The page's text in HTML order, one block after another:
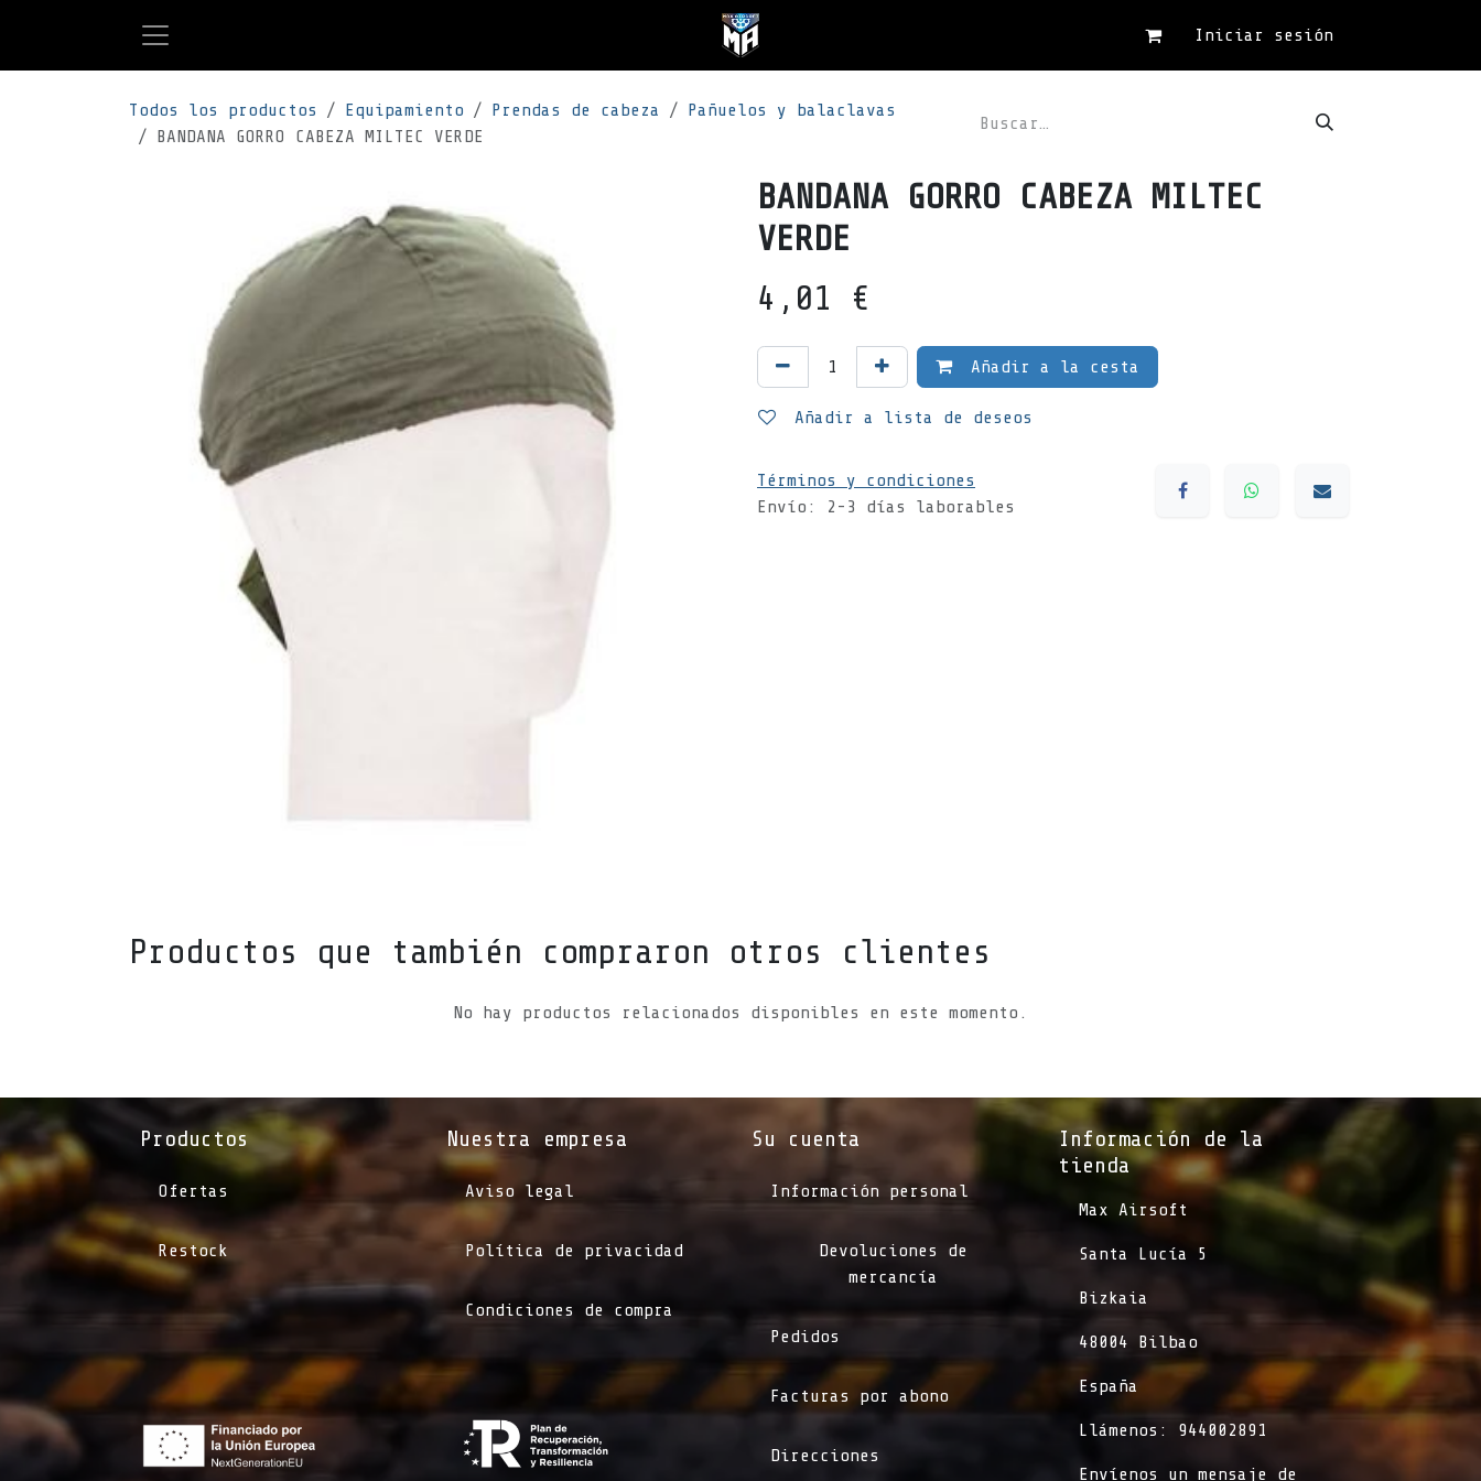
Iniciar sesión
Todos los productos Equipamiento Prendas de cabeza
Pañuelos y balaclavas
BANDANA GORRO CABEZA MILTEC VERDE
BANDANA GORRO CABEZA MILTEC
VERDE
4,01 €
Añadir a la cesta
Añadir a lista de deseos
Términos y condiciones
Envío: 2-3 días laborables
Productos que también compraron otros clientes
No hay productos relacionados disponibles en este momento.
Productos
Ofertas
Restock
Información de la
tienda​
​Max Airsoft
​Santa Lucía 5
​Bizkaia
​48004 Bilbao
​España
​Llámenos: 944002891
​Envíenos un mensaje de
Su cuenta
Información personal
Devoluciones de
mercancía
Pedidos
Facturas por abono
Direcciones
Nuestra empresa
Aviso legal
Política de privacidad
Condiciones de compra